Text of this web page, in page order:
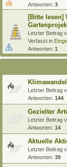
Antworten: 3
[Bitte lesen]
Letzter Beitrag
Verfasst in
Antworten: 1
Klimawandel
Letzter Beitrag
Antworten: 144
Gezielter
Letzter Beitrag
Antworten: 14
Aktuelle
Letzter Beitrag
Antworten: 39